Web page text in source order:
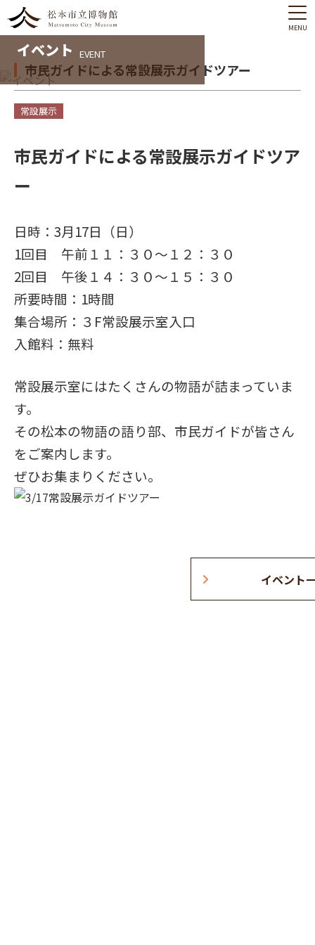
MENU
イベント EVENT
市民ガイドによる常設展示ガイドツアー
常設展示
市民ガイドによる常設展示ガイドツア
ー
日時：3月17日（日）
1回目 午前１１：３０～１２：３０
2回目 午後１４：３０～１５：３０
所要時間：1時間
集合場所：３F常設展示室入口
入館料：無料
常設展示室にはたくさんの物語が詰まっていま
す。
その松本の物語の語り部、市民ガイドが皆さん
をご案内します。
ぜひお集まりください。
イベント